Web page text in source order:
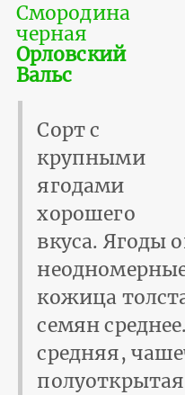
Смородина
черная
Орловский
Вальс
Сорт с
крупными
ягодами
хорошего
вкуса. Ягоды
кожица
семян
средняя,